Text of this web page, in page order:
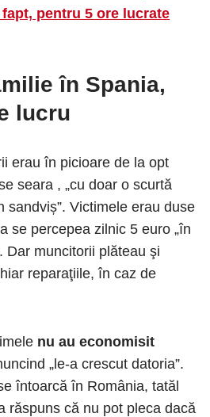
pentru 5 ore lucrate
în Spania,
lucru
erau în picioare de la opt
seara , „cu doar o scurtă
sandviș”. Victimele erau duse
se percepea zilnic 5 euro „în
Dar muncitorii plăteau şi
reparaţiile, în caz de
nu au economisit
„le-a crescut datoria”.
întoarcă în România, tatăl
răspuns că nu pot pleca dacă